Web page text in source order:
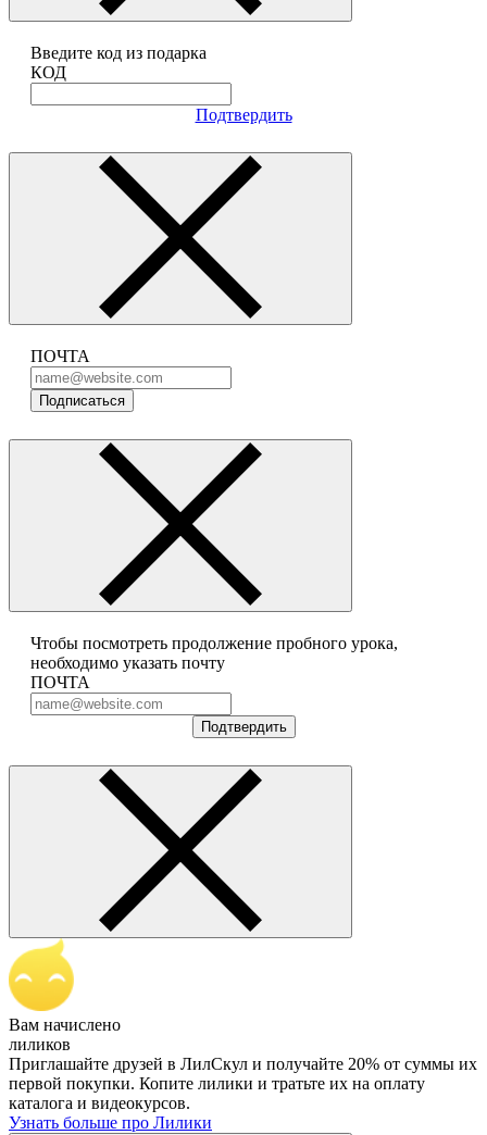
Введите код из подарка
КОД
Подтвердить
ПОЧТА
Подписаться
Чтобы посмотреть продолжение пробного урока,
необходимо указать почту
ПОЧТА
Подтвердить
Вам начислено
лиликов
Приглашайте друзей в ЛилСкул и получайте 20% от суммы их
первой покупки. Копите лилики и тратьте их на оплату
каталога и видеокурсов.
Узнать больше про Лилики